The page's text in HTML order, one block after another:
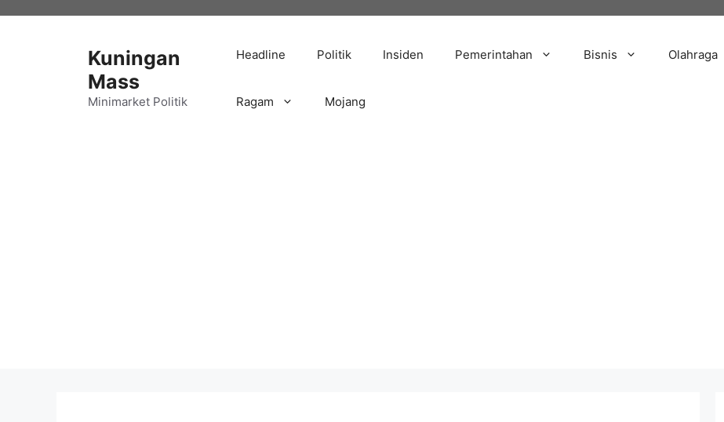
Kuningan
Mass
Minimarket Politik
Headline Politik Insiden Pemerintahan Bisnis Olahraga
Ragam Mojang